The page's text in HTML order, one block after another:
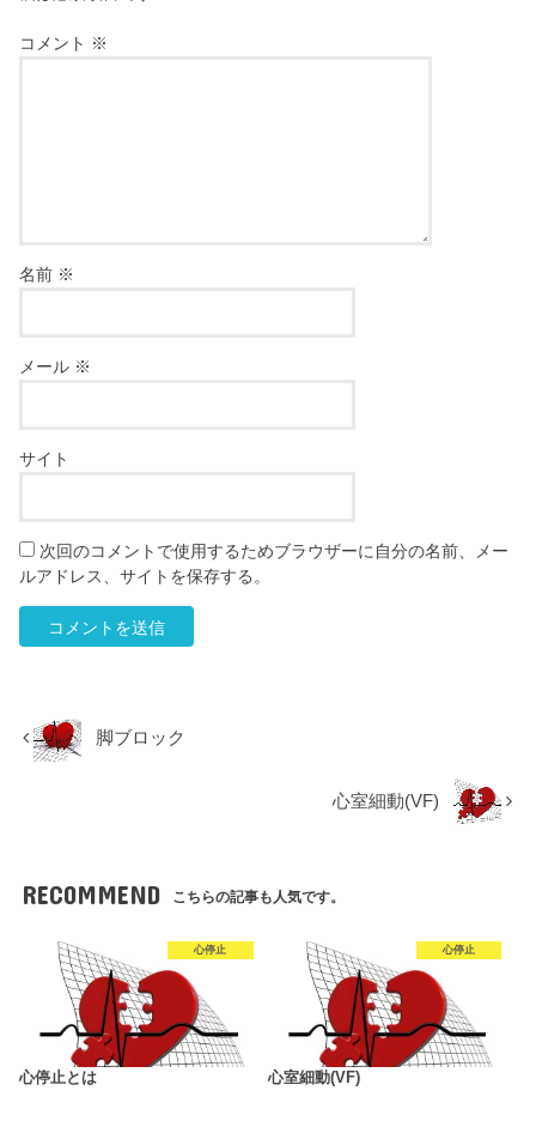
コメント ※
名前 ※
メール ※
サイト
次回のコメントで使用するためブラウザーに自分の名前、メー
ルアドレス、サイトを保存する。
脚ブロック
心室細動(VF)
RECOMMEND こちらの記事も人気です。
心停止
心停止とは
心停止
心室細動(VF)